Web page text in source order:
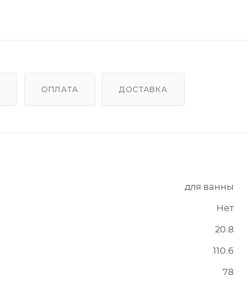
ОПЛАТА ДОСТАВКА
для ванны
Нет
20.8
110.6
78